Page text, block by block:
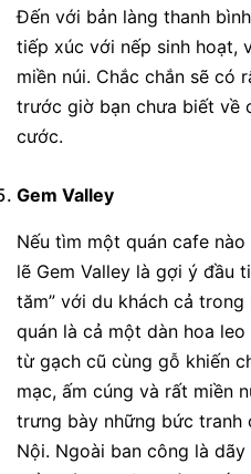
Đến với bản làng thanh
tiếp xúc với nếp sinh hoạt,
miền núi. Chắc chắn sẽ có
trước giờ bạn chưa biết về
cước.
Gem Valley
Nếu tìm một quán cafe
lẽ Gem Valley là gợi ý đầu
tăm” với du khách cả
quán là cả một dàn hoa
từ gạch cũ cùng gỗ khiến
mạc, ấm cúng và rất miền
trưng bày những bức tranh
Nội. Ngoài ban công là